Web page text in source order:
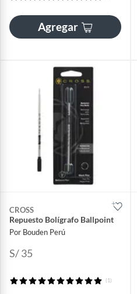
Agregar
CROSS
Repuesto Bolígrafo Ballpoint
Por Bouden Perú
S/ 35
(1)